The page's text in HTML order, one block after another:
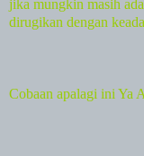
jika mungkin masih
dirugikan dengan
Cobaan apalagi ini Ya